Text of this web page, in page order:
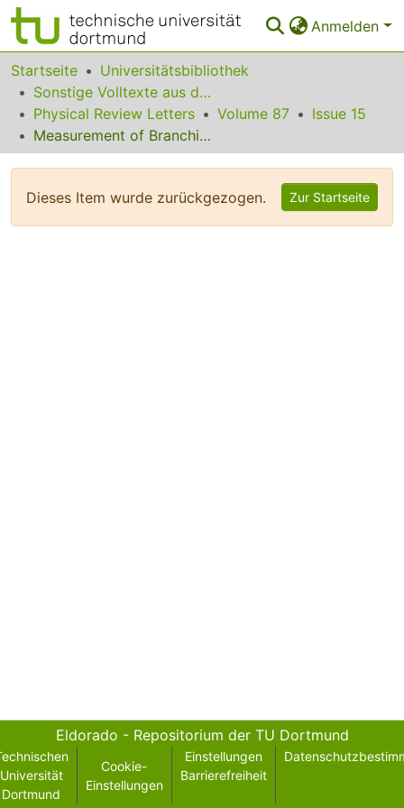
Anmelden
Bereiche & Sammlungen
Das gesamte Repositorium
Statistiken
Startseite
Universitätsbibliothek
Sonstige Volltexte aus dem Bibliotheksangebot
Physical Review Letters
Volume 87
Issue 15
Measurement of Branching Fractions and Search for CP-Violating Charge Asymmetries in Charmless Two-Body B Decays into Pions and Kaons
Dieses Item wurde zurückgezogen. Zur Startseite
Eldorado - Repositorium der TU Dortmund
Universität
Dortmund
Cookie-
Einstellungen
Einstellungen
Barrierefreiheit